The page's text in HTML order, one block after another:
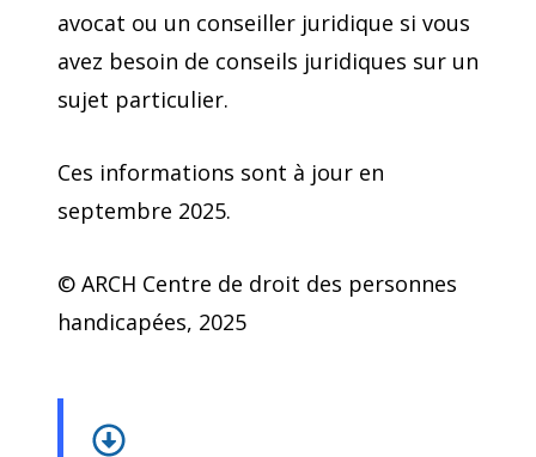
avocat ou un conseiller juridique si vous
avez besoin de conseils juridiques sur un
sujet particulier.
Ces informations sont à jour en
septembre 2025.
© ARCH Centre de droit des personnes
handicapées, 2025